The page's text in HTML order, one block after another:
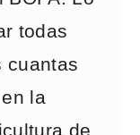
todas
cuantas
la
de